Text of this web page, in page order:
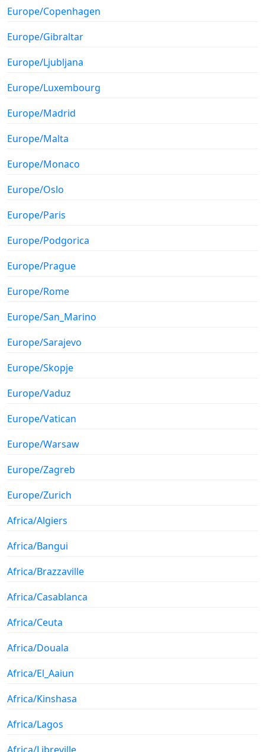
Europe/Copenhagen
Europe/Gibraltar
Europe/Ljubljana
Europe/Luxembourg
Europe/Madrid
Europe/Malta
Europe/Monaco
Europe/Oslo
Europe/Paris
Europe/Podgorica
Europe/Prague
Europe/Rome
Europe/San_Marino
Europe/Sarajevo
Europe/Skopje
Europe/Vaduz
Europe/Vatican
Europe/Warsaw
Europe/Zagreb
Europe/Zurich
Africa/Algiers
Africa/Bangui
Africa/Brazzaville
Africa/Casablanca
Africa/Ceuta
Africa/Douala
Africa/El_Aaiun
Africa/Kinshasa
Africa/Lagos